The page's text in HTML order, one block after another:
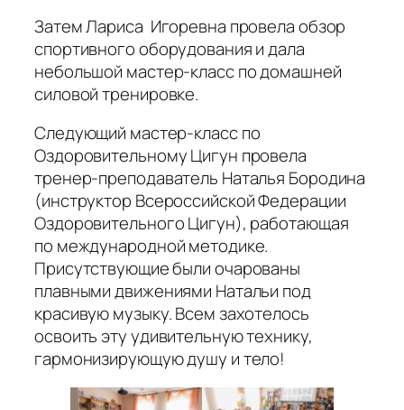
Затем Лариса Игоревна провела обзор
спортивного оборудования и дала
небольшой мастер-класс по домашней
силовой тренировке.
Следующий мастер-класс по
Оздоровительному Цигун провела
тренер-преподаватель Наталья Бородина
(инструктор Всероссийской Федерации
Оздоровительного Цигун), работающая
по международной методике.
Присутствующие были очарованы
плавными движениями Натальи под
красивую музыку. Всем захотелось
освоить эту удивительную технику,
гармонизирующую душу и тело!